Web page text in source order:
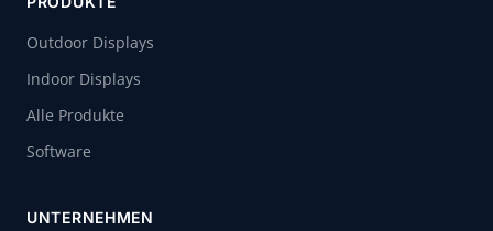
Outdoor Displays
Indoor Displays
Alle Produkte
Software
UNTERNEHMEN